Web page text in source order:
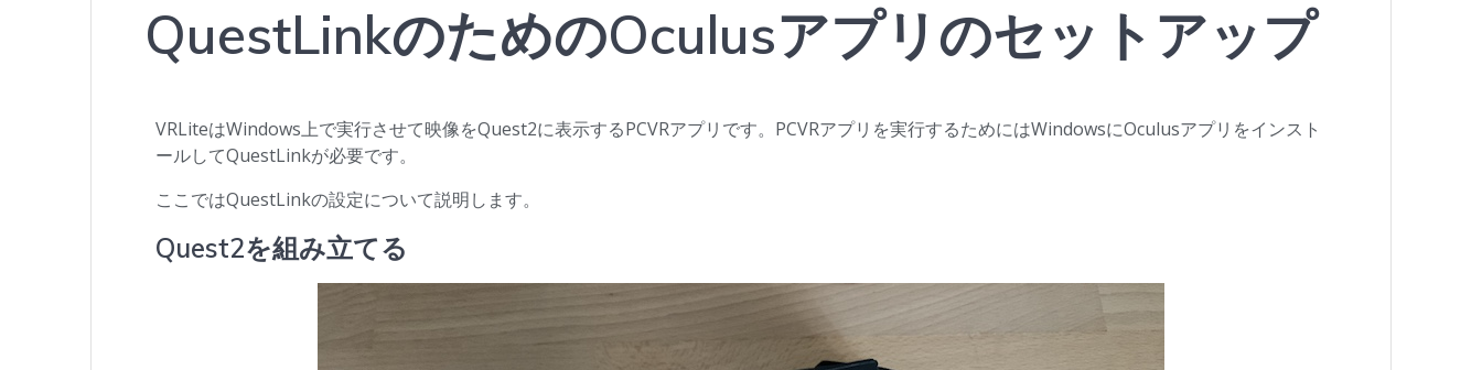
QuestLinkのためのOculusアプリのセットアップ
VRLiteはWindows上で実行させて映像をQuest2に表示するPCVRアプリです。PCVRアプリを実行するためにはWindowsにOculusアプリをインスト
ールしてQuestLinkが必要です。
ここではQuestLinkの設定について説明します。
Quest2を組み立てる